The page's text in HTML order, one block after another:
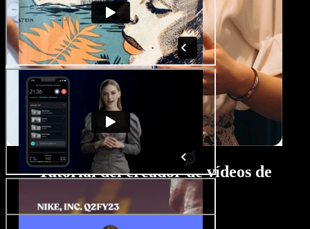
Tutorial del creador de vídeos de
presentació